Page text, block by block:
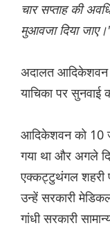
चार सप्ताह की
मुआवजा दिया
अदालत आदिकेशवन
याचिका पर सुनवाई
आदिकेशवन को 10
गया था और अगले
एक्कट्टुथंगल शहरी
उन्हें सरकारी
गांधी सरकारी